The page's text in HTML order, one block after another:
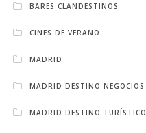
BARES CLANDESTINOS
CINES DE VERANO
MADRID
MADRID DESTINO NEGOCIOS
MADRID DESTINO TURÍSTICO